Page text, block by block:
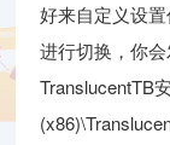
好来自定义设
进行切换，你会
TranslucentTB